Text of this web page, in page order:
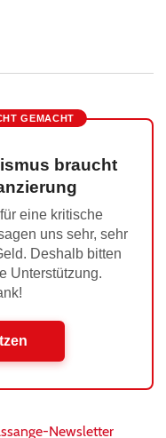
GEMACHT
braucht
eine kritische
uns sehr, sehr
Deshalb bitten
Unterstützung.
Newsletter